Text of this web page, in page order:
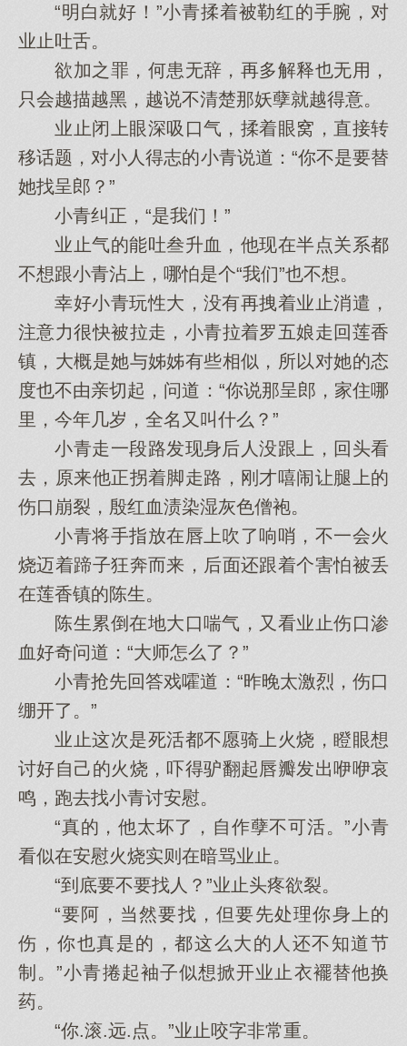
“明白就好！”小青揉着被勒红的手腕，对
业止吐舌。
欲加之罪，何患无辞，再多解释也无用，
只会越描越黑，越说不清楚那妖孽就越得意。
业止闭上眼深吸口气，揉着眼窝，直接转
移话题，对小人得志的小青说道：“你不是要替
她找呈郎？”
小青纠正，“是我们！”
业止气的能吐叁升血，他现在半点关系都
不想跟小青沾上，哪怕是个“我们”也不想。
幸好小青玩性大，没有再拽着业止消遣，
注意力很快被拉走，小青拉着罗五娘走回莲香
镇，大概是她与姊姊有些相似，所以对她的态
度也不由亲切起，问道：“你说那呈郎，家住哪
里，今年几岁，全名又叫什么？”
小青走一段路发现身后人没跟上，回头看
去，原来他正拐着脚走路，刚才嘻闹让腿上的
伤口崩裂，殷红血渍染湿灰色僧袍。
小青将手指放在唇上吹了响哨，不一会火
烧迈着蹄子狂奔而来，后面还跟着个害怕被丢
在莲香镇的陈生。
陈生累倒在地大口喘气，又看业止伤口渗
血好奇问道：“大师怎么了？”
小青抢先回答戏嚯道：“昨晚太激烈，伤口
绷开了。”
业止这次是死活都不愿骑上火烧，瞪眼想
讨好自己的火烧，吓得驴翻起唇瓣发出咿咿哀
鸣，跑去找小青讨安慰。
“真的，他太坏了，自作孽不可活。”小青
看似在安慰火烧实则在暗骂业止。
“到底要不要找人？”业止头疼欲裂。
“要阿，当然要找，但要先处理你身上的
伤，你也真是的，都这么大的人还不知道节
制。”小青捲起袖子似想掀开业止衣襬替他换
药。
“你.滚.远.点。”业止咬字非常重。